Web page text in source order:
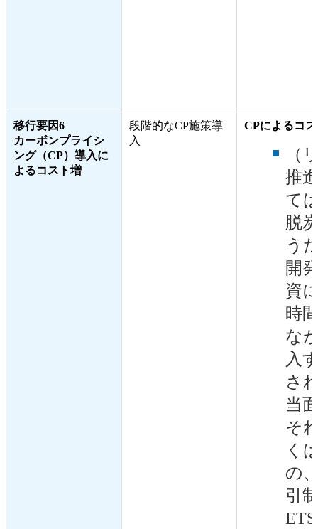
移行要因6
カーボンプライシ
ング（CP）導入に
よるコスト増
段階的なCP施策導
入
CPによるコ
（
推
て
脱
う
開
資
時
な
入
さ
当
そ
く
の
引